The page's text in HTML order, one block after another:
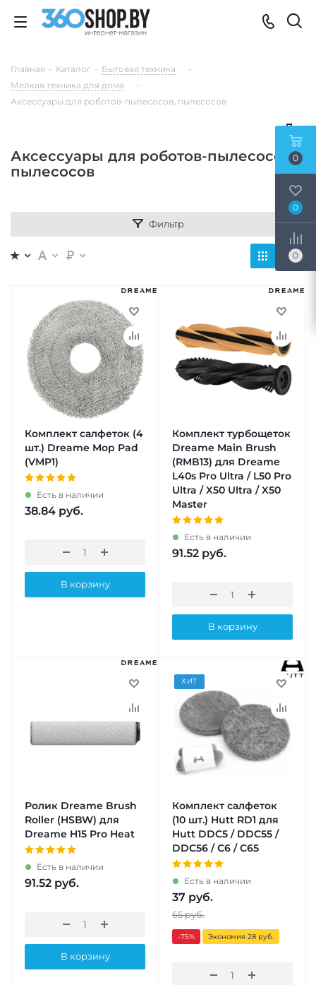
Главная - Каталог - Бытовая техника
-
Мелкая техника для дома
-
Аксессуары для роботов-пылесосов, пылесосов
Аксессуары для роботов-пылесосов,
пылесосов
Фильтр
Комплект салфеток (4
шт.) Dreame Mop Pad
(VMP1)
Есть в наличии
38.84 руб.
В корзину
Комплект турбощеток
Dreame Main Brush
(RMB13) для Dreame
L40s Pro Ultra / L50 Pro
Ultra / X50 Ultra / X50
Master
Есть в наличии
91.52 руб.
В корзину
Ролик Dreame Brush
Roller (HSBW) для
Dreame H15 Pro Heat
Есть в наличии
91.52 руб.
В корзину
ХИТ
Комплект салфеток
(10 шт.) Hutt RD1 для
Hutt DDC5 / DDC55 /
DDC56 / C6 / C65
Есть в наличии
37 руб.
65руб.
-75% Экономия 28 руб.
0
0
0